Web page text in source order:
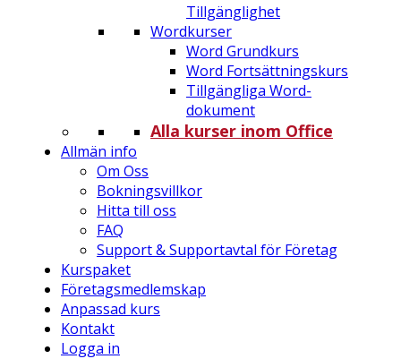
Tillgänglighet
Wordkurser
Word Grundkurs
Word Fortsättningskurs
Tillgängliga Word-
dokument
Alla kurser inom Office
Allmän info
Om Oss
Bokningsvillkor
Hitta till oss
FAQ
Support & Supportavtal för Företag
Kurspaket
Företagsmedlemskap
Anpassad kurs
Kontakt
Logga in